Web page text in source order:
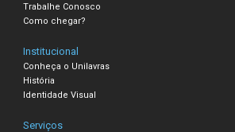
Trabalhe Conosco
Como chegar?
Institucional
Conheça o Unilavras
História
Identidade Visual
Serviços